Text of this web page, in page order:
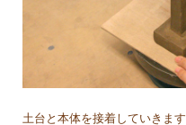
土台と本体を接着していきます